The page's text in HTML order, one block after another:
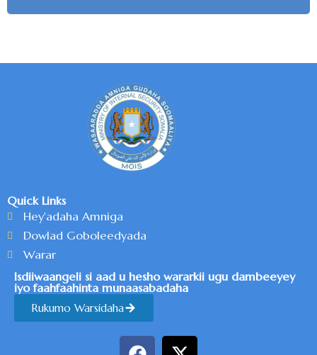
Quick Links
Hey'adaha Amniga
Dowlad Goboleedyada
Warar
Isdiiwaangeli si aad u hesho wararkii ugu dambeeyey
iyo faahfaahinta munaasabadaha
Rukumo Warsidaha
F
X